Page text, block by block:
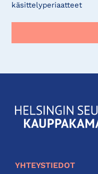
käsittelyperiaatteet
KauppakamariHelsingin
seudun
YHTEYSTIEDOT